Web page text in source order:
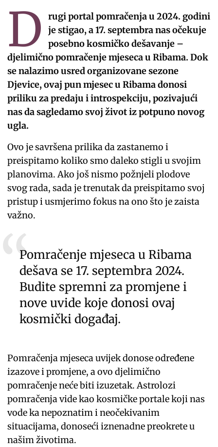
D
rugi portal pomračenja u 2024. godini
je stigao, a 17. septembra nas očekuje
posebno kosmičko dešavanje –
djelimično pomračenje mjeseca u Ribama. Dok
se nalazimo usred organizovane sezone
Djevice, ovaj pun mjesec u Ribama donosi
priliku za predaju i introspekciju, pozivajući
nas da sagledamo svoj život iz potpuno novog
ugla.
Ovo je savršena prilika da zastanemo i
preispitamo koliko smo daleko stigli u svojim
planovima. Ako još nismo požnjeli plodove
svog rada, sada je trenutak da preispitamo svoj
pristup i usmjerimo fokus na ono što je zaista
važno.
Pomračenje mjeseca u Ribama
dešava se 17. septembra 2024.
Budite spremni za promjene i
nove uvide koje donosi ovaj
kosmički događaj.
Pomračenja mjeseca uvijek donose određene
izazove i promjene, a ovo djelimično
pomračenje neće biti izuzetak. Astrolozi
pomračenja vide kao kosmičke portale koji nas
vode ka nepoznatim i neočekivanim
situacijama, donoseći iznenadne preokrete u
našim životima.